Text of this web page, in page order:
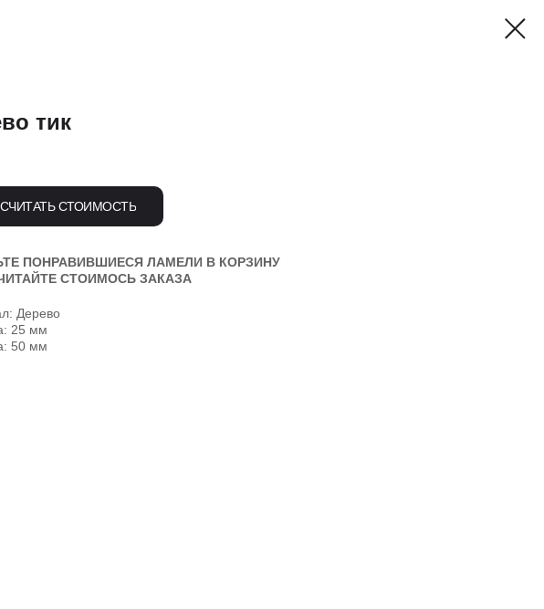
тик
СТОИМОСТЬ
ПОНРАВИВШИЕСЯ ЛАМЕЛИ В КОРЗИНУ
СТОИМОСЬ ЗАКАЗА
Дерево
25 мм
50 мм